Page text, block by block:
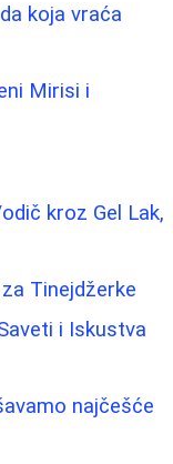
koja vraća
Mirisi i
kroz Gel Lak,
Tinejdžerke
i Iskustva
najčešće